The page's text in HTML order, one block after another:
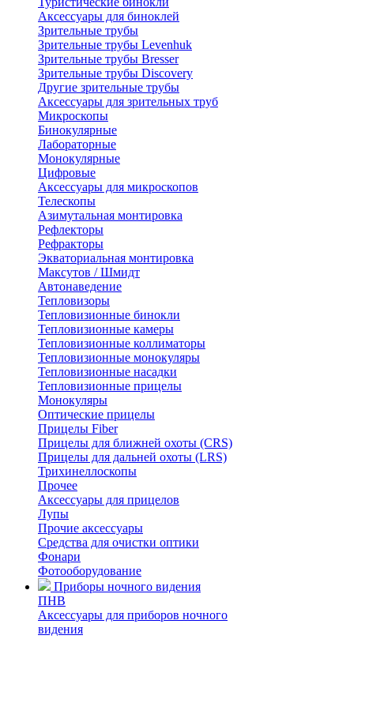
Аксессуары для биноклей
Зрительные трубы
Зрительные трубы Levenhuk
Зрительные трубы Bresser
Зрительные трубы Discovery
Другие зрительные трубы
Аксессуары для зрительных труб
Микроскопы
Бинокулярные
Лабораторные
Монокулярные
Цифровые
Аксессуары для микроскопов
Телескопы
Азимутальная монтировка
Рефлекторы
Рефракторы
Экваториальная монтировка
Максутов / Шмидт
Автонаведение
Тепловизоры
Тепловизионные бинокли
Тепловизионные камеры
Тепловизионные коллиматоры
Тепловизионные монокуляры
Тепловизионные насадки
Тепловизионные прицелы
Монокуляры
Оптические прицелы
Прицелы Fiber
Прицелы для ближней охоты (CRS)
Прицелы для дальней охоты (LRS)
Трихинеллоскопы
Прочее
Аксессуары для прицелов
Лупы
Прочие аксессуары
Средства для очистки оптики
Фонари
Фотооборудование
Приборы ночного видения
ПНВ
Аксессуары для приборов ночного
видения